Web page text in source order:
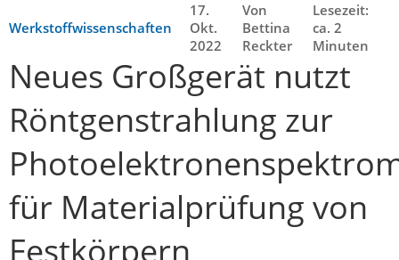
Werkstoffwissenschaften
17.
Okt.
2022
Von
Bettina
Reckter
Lesezeit:
ca. 2
Minuten
Neues Großgerät nutzt
Röntgenstrahlung zur
für Materialprüfung von
Festkörpern